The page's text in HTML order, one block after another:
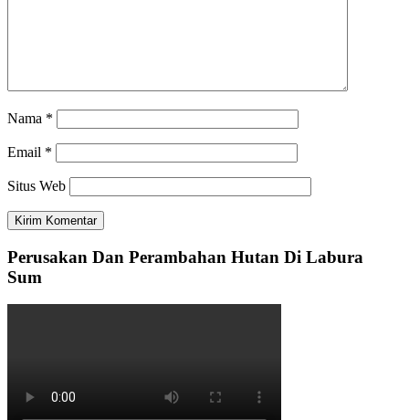
Nama *
Email *
Situs Web
Perusakan Dan Perambahan Hutan Di Labura
Sum